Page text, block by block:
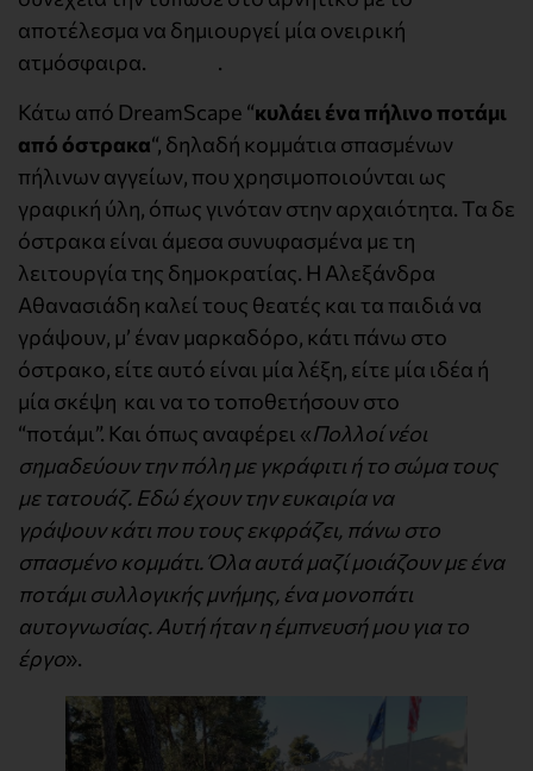
αποτέλεσμα να δημιουργεί μία ονειρική
ατμόσφαιρα. .
Κάτω από DreamScape “κυλάει ένα πήλινο ποτάμι
από όστρακα“, δηλαδή κομμάτια σπασμένων
πήλινων αγγείων, που χρησιμοποιούνται ως
γραφική ύλη, όπως γινόταν στην αρχαιότητα. Τα δε
όστρακα είναι άμεσα συνυφασμένα με τη
λειτουργία της δημοκρατίας. Η Αλεξάνδρα
Αθανασιάδη καλεί τους θεατές και τα παιδιά να
γράψουν, μ’ έναν μαρκαδόρο, κάτι πάνω στο
όστρακο, είτε αυτό είναι μία λέξη, είτε μία ιδέα ή
μία σκέψη και να το τοποθετήσουν στο
“ποτάμι”. Και όπως αναφέρει «Πολλοί νέοι
σημαδεύουν την πόλη με γκράφιτι ή το σώμα τους
με τατουάζ. Εδώ έχουν την ευκαιρία να
γράψουν κάτι που τους εκφράζει, πάνω στο
σπασμένο κομμάτι. Όλα αυτά μαζί μοιάζουν με ένα
ποτάμι συλλογικής μνήμης, ένα μονοπάτι
αυτογνωσίας. Αυτή ήταν η έμπνευσή μου για το
έργο».